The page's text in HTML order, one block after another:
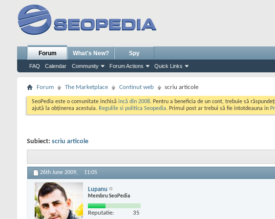
Forum
FAQ Calendar Community Forum Actions Quick Links
What's New? Spy
Forum The Marketplace Continut web scriu articole
SeoPedia este o comunitate inchisă incă din 2008. Pentru a beneficia de un cont, trebuie să
ajută la obținerea acestuia. Regulile si politica Seopedia. Primul post ar trebui să fie intotdeauna in
Subiect: scriu articole
26th June 2009, 11:05
Lupanu
Membru SeoPedia
Reputatie: 35